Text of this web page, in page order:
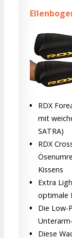
RDX
mit
SATRA)
RDX
Kissens
Extra
optimale
Die Low-
Diese